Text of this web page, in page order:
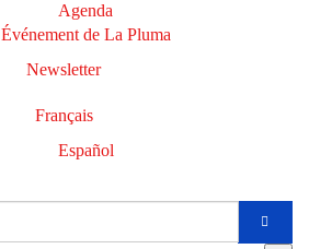
Agenda
Événement de La Pluma
Newsletter
Français
Español